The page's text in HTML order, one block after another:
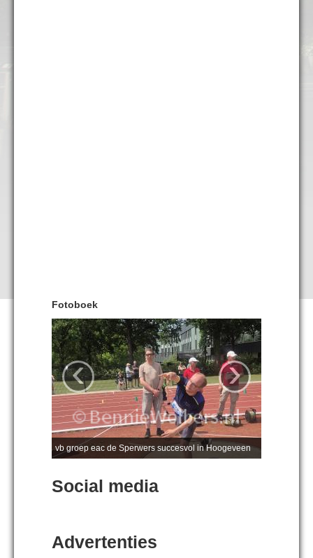
Fotoboek
vb groep eac de Sperwers succesvol in Hoogeveen
‹ ›
Social media
Advertenties